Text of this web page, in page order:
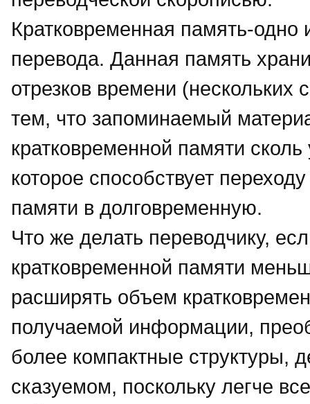
Кратковременная память-одно
перевода. Данная память
отрезков времени (нескольких
тем, что запоминаемый
кратковременной памяти
которое способствует
памяти в долговременную.
Что же делать переводчику,
кратковременной памяти
расширять объем
получаемой информации,
более компактные структуры,
сказуемом, поскольку легче